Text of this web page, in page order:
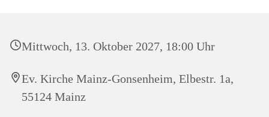
Mittwoch, 13. Oktober 2027, 18:00 Uhr
Ev. Kirche Mainz-Gonsenheim, Elbestr. 1a,
55124 Mainz